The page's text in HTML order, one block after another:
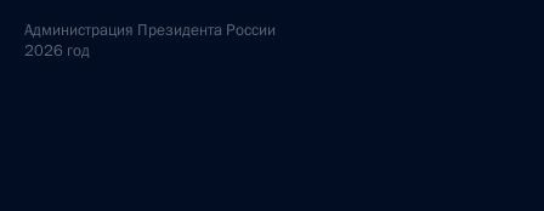
Администрация Президента России
2026 год